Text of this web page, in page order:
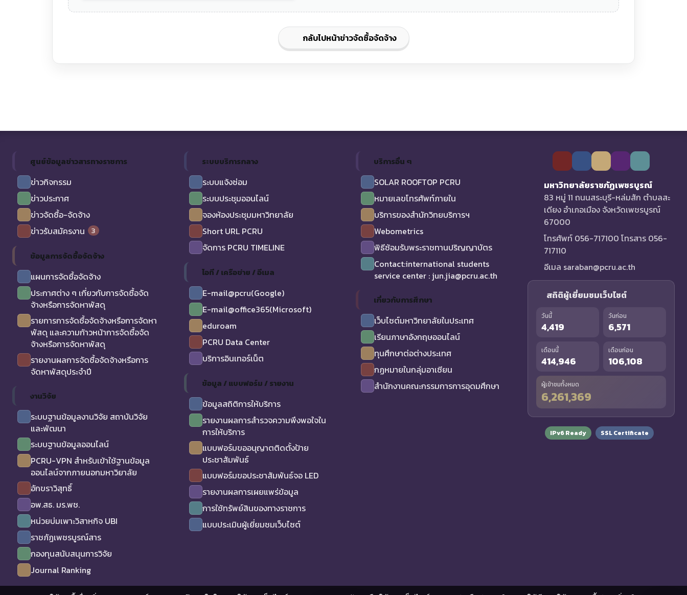
กลับไปหน้าข่าวจัดซื้อจัดจ้าง
ศูนย์ข้อมูลข่าวสารทางราชการ
ข่าวกิจกรรม
ข่าวประกาศ
ข่าวจัดซื้อ-จัดจ้าง
ข่าวรับสมัครงาน
3
ข้อมูลการจัดซื้อจัดจ้าง
แผนการจัดซื้อจัดจ้าง
ประกาศต่าง ๆ เกี่ยวกับการจัดซื้อจัด
จ้างหรือการจัดหาพัสดุ
รายการการจัดซื้อจัดจ้างหรือการจัดหา
พัสดุ และความก้าวหน้าการจัดซื้อจัด
จ้างหรือการจัดหาพัสดุ
รายงานผลการจัดซื้อจัดจ้างหรือการ
จัดหาพัสดุประจำปี
งานวิจัย
ระบบฐานข้อมูลงานวิจัย สถาบันวิจัย
และพัฒนา
ระบบฐานข้อมูลออนไลน์
PCRU-VPN สำหรับเข้าใช้ฐานข้อมูล
ออนไลน์จากภายนอกมหาวิยาลัย
อักขราวิสุทธิ์
อพ.สธ. มร.พช.
หน่วยบ่มเพาะวิสาหกิจ UBI
ราชภัฏเพชรบูรณ์สาร
กองทุนสนับสนุนการวิจัย
Journal Ranking
ระบบบริการกลาง
ระบบแจ้งซ่อม
ระบบประชุมออนไลน์
จองห้องประชุมมหาวิทยาลัย
Short URL PCRU
จัดการ PCRU TIMELINE
ไอที / เครือข่าย / อีเมล
E-mail@pcru(Google)
E-mail@office365(Microsoft)
eduroam
PCRU Data Center
บริการอินเทอร์เน็ต
ข้อมูล / แบบฟอร์ม / รายงาน
ข้อมูลสถิติการให้บริการ
รายงานผลการสำรวจความพึงพอใจใน
การให้บริการ
แบบฟอร์มขออนุญาตติดตั้งป้าย
ประชาสัมพันธ์
แบบฟอร์มขอประชาสัมพันธ์จอ LED
รายงานผลการเผยแพร่ข้อมูล
การใช้ทรัพย์สินของทางราชการ
แบบประเมินผู้เยี่ยมชมเว็บไซต์
บริการอื่น ๆ
SOLAR ROOFTOP PCRU
หมายเลขโทรศัพท์ภายใน
บริการของสำนักวิทยบริการฯ
Webometrics
พิธีซ้อมรับพระราชทานปริญญาบัตร
Contact:international students
service center : jun.jia@pcru.ac.th
เกี่ยวกับการศึกษา
เว็บไซต์มหาวิทยาลัยในประเทศ
เรียนภาษาอังกฤษออนไลน์
ทุนศึกษาต่อต่างประเทศ
กฏหมายในกลุ่มอาเซียน
สำนักงานคณะกรรมการการอุดมศึกษา
มหาวิทยาลัยราชภัฏเพชรบูรณ์
83 หมู่ 11 ถนนสระบุรี-หล่มสัก ตำบลสะ
เดียง อำเภอเมือง จังหวัดเพชรบูรณ์
67000
โทรศัพท์ 056-717100 โทรสาร 056-
717110
อีเมล saraban@pcru.ac.th
สถิติผู้เยี่ยมชมเว็บไซต์
วันนี้
4,419
วันก่อน
6,571
เดือนนี้
414,946
เดือนก่อน
106,108
ผู้เข้าชมทั้งหมด
6,261,369
IPv6 Ready SSL Certificate